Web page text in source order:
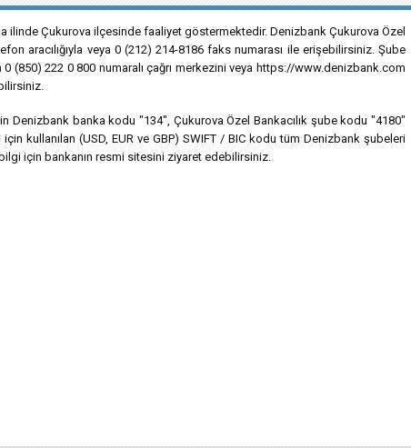
ilinde Çukurova ilçesinde faaliyet göstermektedir. Denizbank Çukurova Özel
aracılığıyla veya 0 (212) 214-8186 faks numarası ile erişebilirsiniz. Şube
0 (850) 222 0 800 numaralı çağrı merkezini veya https://www.denizbank.com
Denizbank banka kodu "134", Çukurova Özel Bankacılık şube kodu "4180"
için kullanılan (USD, EUR ve GBP) SWIFT / BIC kodu tüm Denizbank şubeleri
için bankanın resmi sitesini ziyaret edebilirsiniz.